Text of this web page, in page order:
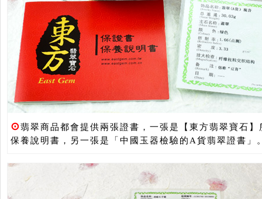
⊙翡翠商品都會提供兩張證書，一張是【東方翡翠寶石
保養說明書，另一張是「中國玉器檢驗的A貨翡翠證書」